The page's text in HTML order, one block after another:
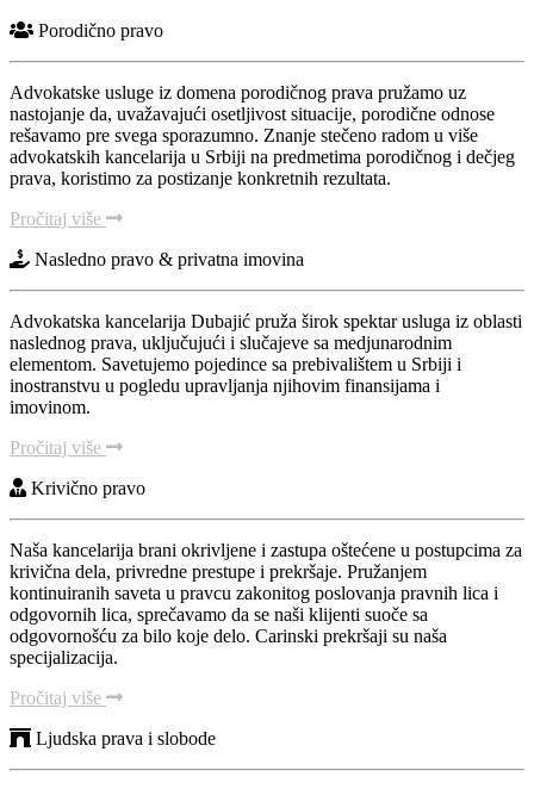
Porodično pravo
Advokatske usluge iz domena porodičnog prava pružamo uz
nastojanje da, uvažavajući osetljivost situacije, porodične odnose
rešavamo pre svega sporazumno. Znanje stečeno radom u više
advokatskih kancelarija u Srbiji na predmetima porodičnog i dečjeg
prava, koristimo za postizanje konkretnih rezultata.
Pročitaj više
Nasledno pravo & privatna imovina
Advokatska kancelarija Dubajić pruža širok spektar usluga iz oblasti
naslednog prava, uključujući i slučajeve sa medjunarodnim
elementom. Savetujemo pojedince sa prebivalištem u Srbiji i
inostranstvu u pogledu upravljanja njihovim finansijama i
imovinom.
Pročitaj više
Krivično pravo
Naša kancelarija brani okrivljene i zastupa oštećene u postupcima za
krivična dela, privredne prestupe i prekršaje. Pružanjem
kontinuiranih saveta u pravcu zakonitog poslovanja pravnih lica i
odgovornih lica, sprečavamo da se naši klijenti suoče sa
odgovornošću za bilo koje delo. Carinski prekršaji su naša
specijalizacija.
Pročitaj više
Ljudska prava i slobode